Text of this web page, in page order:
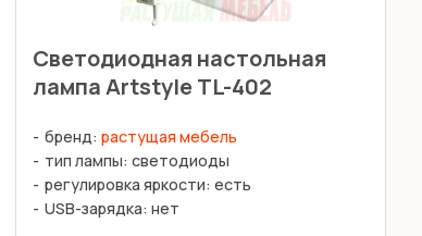
Светодиодная настольная
лампа Artstyle TL-402
бренд:растущая мебель
тип лампы: светодиоды
регулировка яркости: есть
USB-зарядка: нет